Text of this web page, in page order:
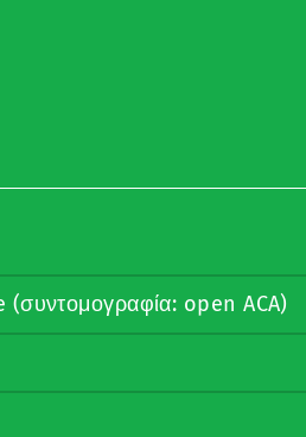
open ACA)